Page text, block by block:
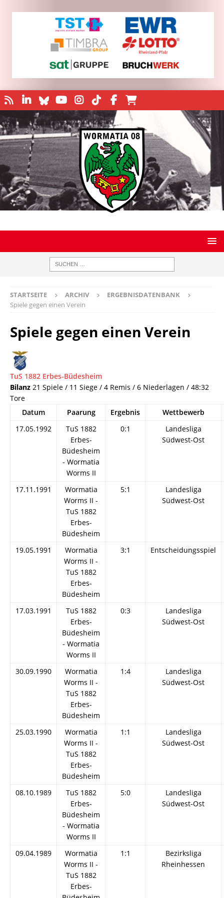
STARTSEITE ARCHIV
ERGEBNISDATENBANK
Spiele gegen einen Verein
Spiele gegen einen Verein
TuS 1882 Erbes-Büdesheim
Bilanz 21 Spiele / 11 Siege / 4 Remis / 6 Niederlagen / 48:32
Tore
Datum
Paarung Ergebnis
Wettbewerb
17.05.1992
TuS 1882
Erbes-
Büdesheim
- Wormatia
Worms II
0:1
Landesliga
Südwest-Ost
17.11.1991
Wormatia
Worms II -
TuS 1882
Erbes-
Büdesheim
5:1
Landesliga
Südwest-Ost
19.05.1991
Wormatia
Worms II -
TuS 1882
Erbes-
Büdesheim
3:1 Entscheidungsspiel
17.03.1991
TuS 1882
Erbes-
Büdesheim
- Wormatia
Worms II
0:3
Landesliga
Südwest-Ost
30.09.1990
Wormatia
Worms II -
TuS 1882
Erbes-
Büdesheim
1:4
Landesliga
Südwest-Ost
25.03.1990
Wormatia
Worms II -
TuS 1882
Erbes-
Büdesheim
1:1
Landesliga
Südwest-Ost
08.10.1989
TuS 1882
Erbes-
Büdesheim
- Wormatia
Worms II
5:0
Landesliga
Südwest-Ost
09.04.1989
Wormatia
Worms II -
TuS 1882
Erbes-
1:1
Bezirksliga
Rheinhessen